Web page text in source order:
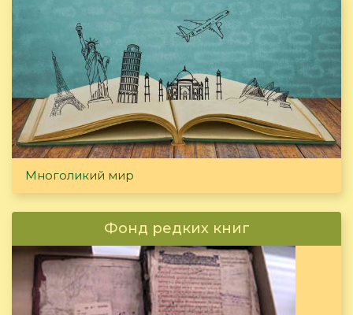
Многоликий мир
Фонд редких книг